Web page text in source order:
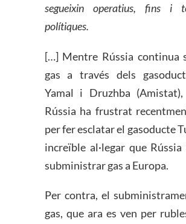
segueixin operatius, fins i
polítiques.
[…] Mentre Rússia continua
gas a través dels
Yamal i Druzhba
Rússia ha frustrat
per fer esclatar el gasoducte
increïble al·legar que
subministrar gas a Europa.
Per contra, el
gas, que ara es ven per